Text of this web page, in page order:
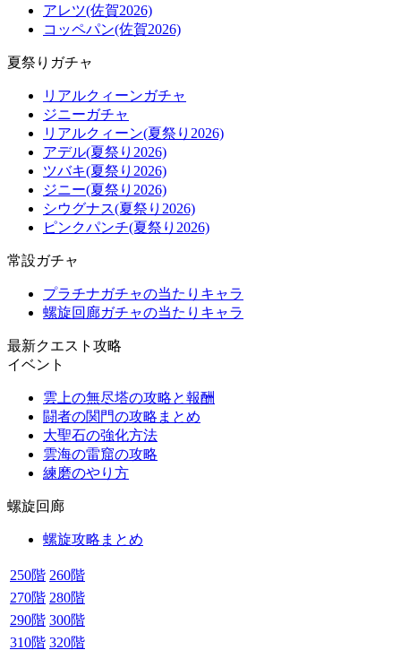
アレツ(佐賀2026)
コッペパン(佐賀2026)
夏祭りガチャ
リアルクィーンガチャ
ジニーガチャ
リアルクィーン(夏祭り2026)
アデル(夏祭り2026)
ツバキ(夏祭り2026)
ジニー(夏祭り2026)
シウグナス(夏祭り2026)
ピンクパンチ(夏祭り2026)
常設ガチャ
プラチナガチャの当たりキャラ
螺旋回廊ガチャの当たりキャラ
最新クエスト攻略
イベント
雲上の無尽塔の攻略と報酬
闘者の関門の攻略まとめ
大聖石の強化方法
雲海の雷窟の攻略
練磨のやり方
螺旋回廊
螺旋攻略まとめ
250階 260階
270階 280階
290階 300階
310階 320階